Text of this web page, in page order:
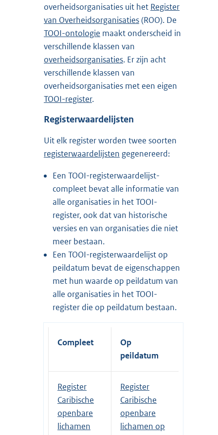
overheidsorganisaties uit het Register
van Overheidsorganisaties(ROO). De
TOOI-ontologie maakt onderscheid in
verschillende klassen van
overheidsorganisaties. Er zijn acht
verschillende klassen van
overheidsorganisaties met een eigen
TOOI-register.
Registerwaardelijsten
Uit elk register worden twee soorten
registerwaardelijsten gegenereerd:
Een TOOI-registerwaardelijst-
compleet bevat alle informatie van
alle organisaties in het TOOI-
register, ook dat van historische
versies en van organisaties die niet
meer bestaan.
Een TOOI-registerwaardelijst op
peildatum bevat de eigenschappen
met hun waarde op peildatum van
alle organisaties in het TOOI-
register die op peildatum bestaan.
Compleet
Op
peildatum
Register
Caribische
openbare
lichamen
Register
Caribische
openbare
lichamen op